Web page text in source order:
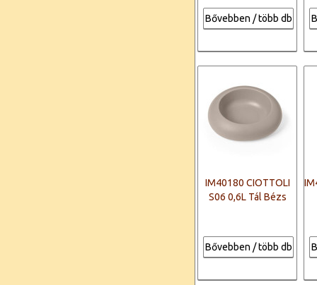
Bővebben / több db
IM40180 CIOTTOLI
S06 0,6L Tál Bézs
Bővebben / több db